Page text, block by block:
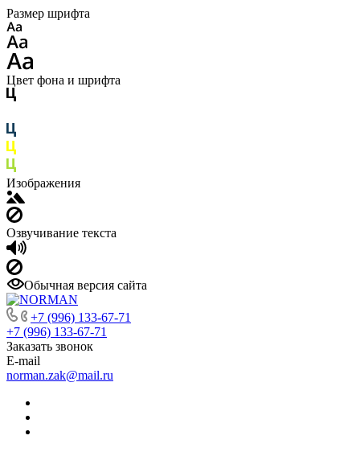
Размер шрифта
Цвет фона и шрифта
Изображения
Озвучивание текста
Обычная версия сайта
+7 (996) 133-67-71
+7 (996) 133-67-71
Заказать звонок
E-mail
norman.zak@mail.ru